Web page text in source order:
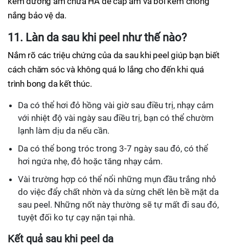
nắng bảo vệ da.
11. Làn da sau khi peel như thế nào?
Nắm rõ các triệu chứng của da sau khi peel giúp bạn biết
cách chăm sóc và không quá lo lắng cho đến khi quá
trình bong da kết thúc.
Da có thể hơi đỏ hồng vài giờ sau điều trị, nhạy cảm
với nhiệt độ vài ngày sau điều trị, bạn có thể chườm
lạnh làm dịu da nếu cần.
Da có thể bong tróc trong 3-7 ngày sau đó, có thể
hơi ngứa nhẹ, đỏ hoặc tăng nhạy cảm.
Vài trường hợp có thể nổi những mụn đầu trắng nhỏ
do việc đẩy chất nhờn và da sừng chết lên bề mặt da
sau peel. Những nốt này thường sẽ tự mất đi sau đó,
tuyệt đối ko tự cạy nặn tại nhà.
Kết quả sau khi peel da